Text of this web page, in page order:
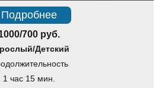
Подробнее
700 руб.
Детский
1 час 15 мин.